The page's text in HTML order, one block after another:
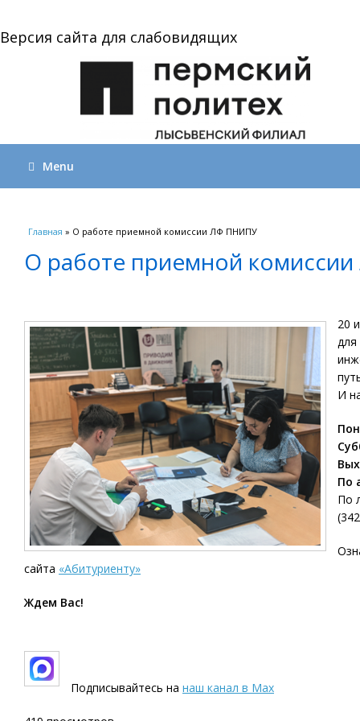
Версия сайта для слабовидящих
Menu
Вы здесь
Главная » О работе приемной комиссии ЛФ ПНИПУ
О работе приемной
20
И
По
По
сайта «Абитуриенту»
Ждем Вас!
Подписывайтесь на наш канал в Max